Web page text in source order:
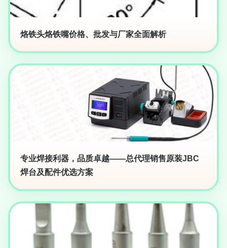
烙铁头烙铁嘴价格、批发与厂家全面解析
专业焊接利器，品质卓越——总代理销售原装JBC
焊台及配件优选方案